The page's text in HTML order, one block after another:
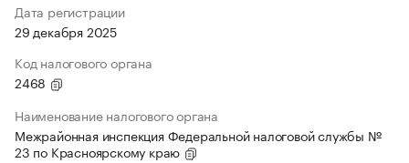
Дата регистрации
29 декабря 2025
Код налогового органа
2468
Наименование налогового органа
Межрайонная инспекция Федеральной налоговой службы №
23 по Красноярскому краю